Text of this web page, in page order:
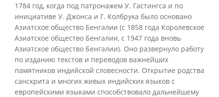
1784 год, когда под патронажем У. Гастингса и по
инициативе У. Джонса и Г. Колбрука было основано
Азиатское общество Бенгалии (с 1858 года Королевское
Азиатское общество Бенгалии, с 1947 года вновь
Азиатское общество Бенгалии). Оно развернуло работу
по изданию текстов и переводов важнейших
памятников индийской словесности. Открытие родства
санскрита и многих живых индийских языков с
европейскими языками способствовало дальнейшему